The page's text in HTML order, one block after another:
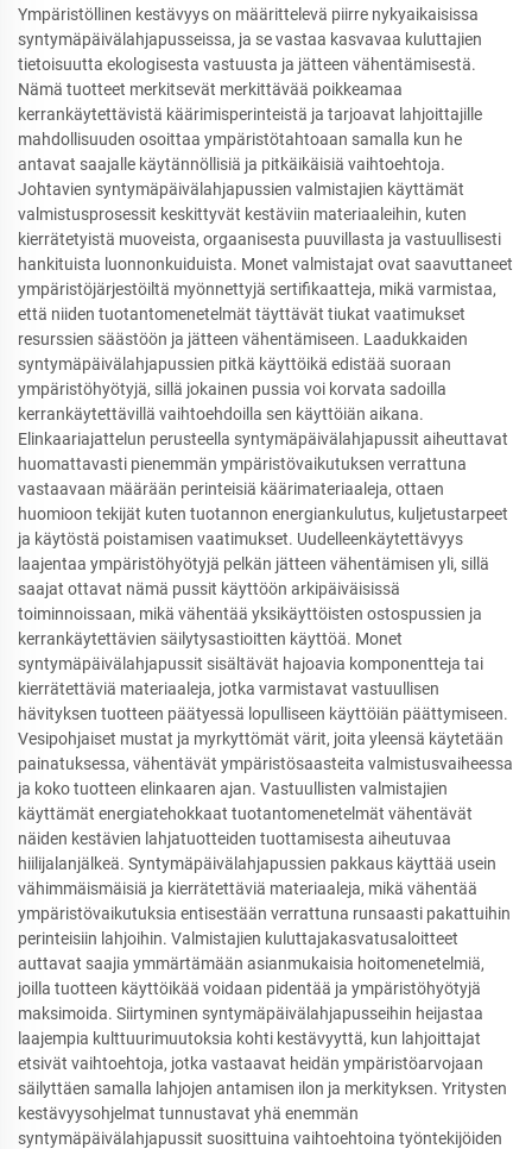
Ympäristöllinen kestävyys on määrittelevä piirre nykyaikaisissa
syntymäpäivälahjapusseissa, ja se vastaa kasvavaa kuluttajien
tietoisuutta ekologisesta vastuusta ja jätteen vähentämisestä.
Nämä tuotteet merkitsevät merkittävää poikkeamaa
kerrankäytettävistä käärimisperinteistä ja tarjoavat lahjoittajille
mahdollisuuden osoittaa ympäristötahtoaan samalla kun he
antavat saajalle käytännöllisiä ja pitkäikäisiä vaihtoehtoja.
Johtavien syntymäpäivälahjapussien valmistajien käyttämät
valmistusprosessit keskittyvät kestäviin materiaaleihin, kuten
kierrätetyistä muoveista, orgaanisesta puuvillasta ja vastuullisesti
hankituista luonnonkuiduista. Monet valmistajat ovat saavuttaneet
ympäristöjärjestöiltä myönnettyjä sertifikaatteja, mikä varmistaa,
että niiden tuotantomenetelmät täyttävät tiukat vaatimukset
resurssien säästöön ja jätteen vähentämiseen. Laadukkaiden
syntymäpäivälahjapussien pitkä käyttöikä edistää suoraan
ympäristöhyötyjä, sillä jokainen pussia voi korvata sadoilla
kerrankäytettävillä vaihtoehdoilla sen käyttöiän aikana.
Elinkaariajattelun perusteella syntymäpäivälahjapussit aiheuttavat
huomattavasti pienemmän ympäristövaikutuksen verrattuna
vastaavaan määrään perinteisiä käärimateriaaleja, ottaen
huomioon tekijät kuten tuotannon energiankulutus, kuljetustarpeet
ja käytöstä poistamisen vaatimukset. Uudelleenkäytettävyys
laajentaa ympäristöhyötyjä pelkän jätteen vähentämisen yli, sillä
saajat ottavat nämä pussit käyttöön arkipäiväisissä
toiminnoissaan, mikä vähentää yksikäyttöisten ostospussien ja
kerrankäytettävien säilytysastioitten käyttöä. Monet
syntymäpäivälahjapussit sisältävät hajoavia komponentteja tai
kierrätettäviä materiaaleja, jotka varmistavat vastuullisen
hävityksen tuotteen päätyessä lopulliseen käyttöiän päättymiseen.
Vesipohjaiset mustat ja myrkyttömät värit, joita yleensä käytetään
painatuksessa, vähentävät ympäristösaasteita valmistusvaiheessa
ja koko tuotteen elinkaaren ajan. Vastuullisten valmistajien
käyttämät energiatehokkaat tuotantomenetelmät vähentävät
näiden kestävien lahjatuotteiden tuottamisesta aiheutuvaa
hiilijalanjälkeä. Syntymäpäivälahjapussien pakkaus käyttää usein
vähimmäismäisiä ja kierrätettäviä materiaaleja, mikä vähentää
ympäristövaikutuksia entisestään verrattuna runsaasti pakattuihin
perinteisiin lahjoihin. Valmistajien kuluttajakasvatusaloitteet
auttavat saajia ymmärtämään asianmukaisia hoitomenetelmiä,
joilla tuotteen käyttöikää voidaan pidentää ja ympäristöhyötyjä
maksimoida. Siirtyminen syntymäpäivälahjapusseihin heijastaa
laajempia kulttuurimuutoksia kohti kestävyyttä, kun lahjoittajat
etsivät vaihtoehtoja, jotka vastaavat heidän ympäristöarvojaan
säilyttäen samalla lahjojen antamisen ilon ja merkityksen. Yritysten
kestävyysohjelmat tunnustavat yhä enemmän
syntymäpäivälahjapussit suosittuina vaihtoehtoina työntekijöiden